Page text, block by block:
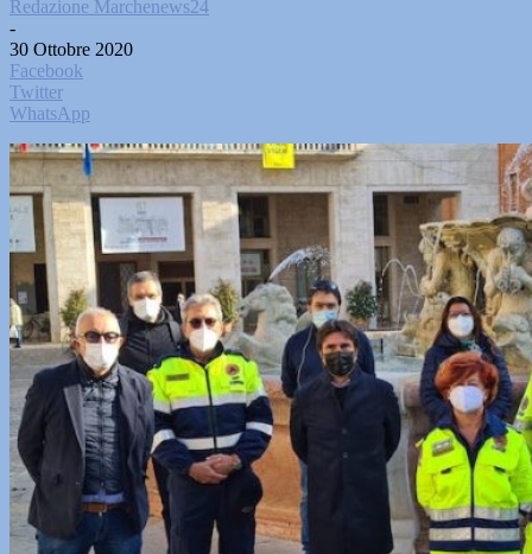
Redazione Marchenews24
-
30 Ottobre 2020
Facebook
Twitter
WhatsApp